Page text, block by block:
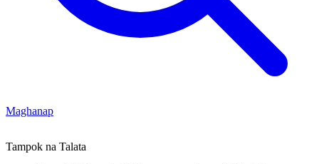
Maghanap
Tampok na Talata